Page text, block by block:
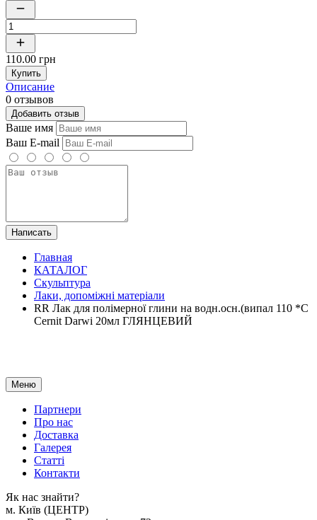
110.00 грн
Купить
Описание
0 отзывов
Добавить отзыв
Ваше имя
Ваш E-mail
Написать
Главная
КАТАЛОГ
Скульптура
Лаки, допоміжні матеріали
RR Лак для полімерної глини на водн.осн.(випал 110 *С
Cernit Darwi 20мл ГЛЯНЦЕВИЙ
Меню
Партнери
Про нас
Доставка
Галерея
Статтi
Контакти
Як наc знайти?
м. Киïв (ЦЕНТР)